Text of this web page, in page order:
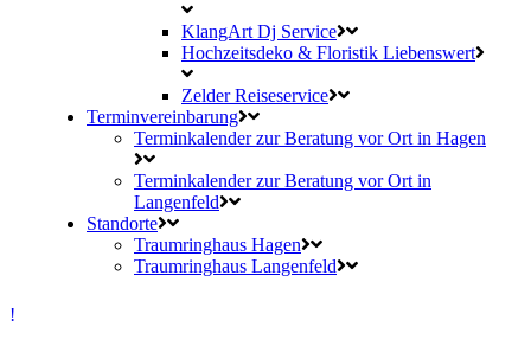
KlangArt Dj Service
Hochzeitsdeko & Floristik Liebenswert
Zelder Reiseservice
Terminvereinbarung
Terminkalender zur Beratung vor Ort in Hagen
Terminkalender zur Beratung vor Ort in
Langenfeld
Standorte
Traumringhaus Hagen
Traumringhaus Langenfeld